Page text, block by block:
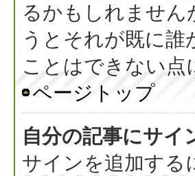
るかもしれません
うとそれが既に
ことはできない点
ページトップ
自分の記事にサイ
サインを追加する